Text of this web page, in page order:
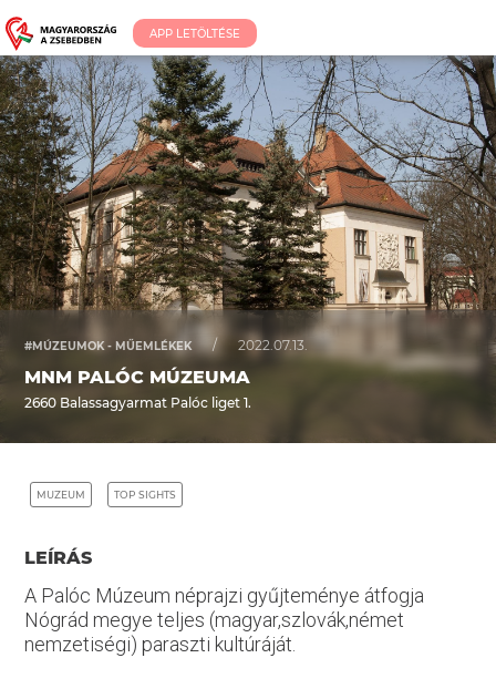
APP LETÖLTÉSE
#MÚZEUMOK - MŰEMLÉKEK / 2022.07.13.
MNM PALÓC MÚZEUMA
2660 Balassagyarmat Palóc liget 1.
MUZEUM TOP SIGHTS
LEÍRÁS
A Palóc Múzeum néprajzi gyűjteménye átfogja
Nógrád megye teljes (magyar,szlovák,német
nemzetiségi) paraszti kultúráját.